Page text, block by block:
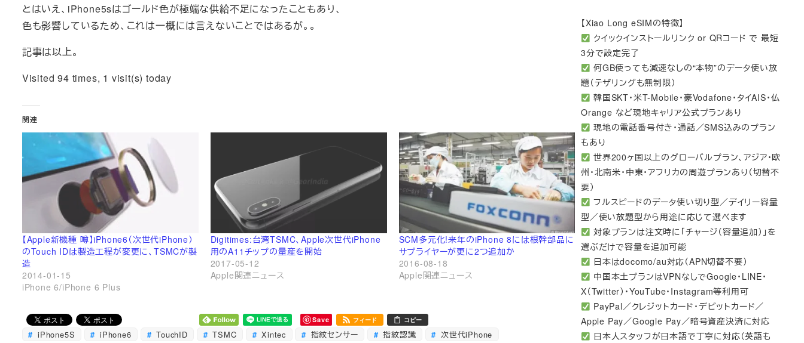
とはいえ、iPhone5sはゴールド色が極端な供給不足になったこともあり、
色も影響しているため、これは一概には言えないことではあるが。。
記事は以上。
Visited 94 times, 1 visit(s) today
関連
【Apple新機種 噂】iPhone6（次世代iPhone）
のTouch IDは製造工程が変更に、TSMCが製
造
2014-01-15
iPhone 6/iPhone 6 Plus
Digitimes:台湾TSMC、Apple次世代iPhone
用のA11チップの量産を開始
2017-05-12
Apple関連ニュース
SCM多元化!来年のiPhone 8には根幹部品に
サプライヤーが更に2つ追加か
2016-08-18
Apple関連ニュース
Save フィード コピー
iPhone5S iPhone6 TouchID TSMC Xintec 指紋センサー 指紋認識 次世代iPhone
【Xiao Long eSIMの特徴】
クイックインストールリンク or QRコード で 最短
3分で設定完了
何GB使っても減速なしの“本物”のデータ使い放
題（テザリングも無制限）
韓国SKT・米T-Mobile・豪Vodafone・タイAIS・仏
Orange など現地キャリア公式プランあり
現地の電話番号付き・通話／SMS込みのプラン
もあり
世界200ヶ国以上のグローバルプラン、アジア・欧
州・北南米・中東・アフリカの周遊プランあり（切替不
要）
フルスピードのデータ使い切り型／デイリー容量
型／使い放題型から用途に応じて選べます
対象プランは注文時に「チャージ（容量追加）」を
選ぶだけで容量を追加可能
日本はdocomo/au対応（APN切替不要）
中国本土プランはVPNなしでGoogle・LINE・
X（Twitter）・YouTube・Instagram等利用可
PayPal／クレジットカード・デビットカード／
Apple Pay／Google Pay／暗号資産決済に対応
日本人スタッフが日本語で丁寧に対応（英語も